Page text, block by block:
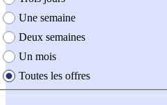
Une semaine
Deux semaines
Un mois
Toutes les offres